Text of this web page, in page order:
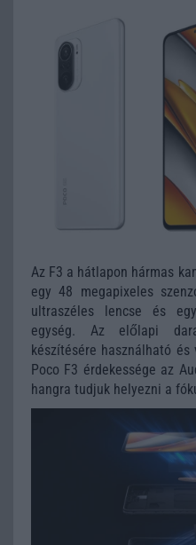
Az F3 a hátlapon hármas
egy 48 megapixeles
ultraszéles lencse és
egység. Az előlapi
készítésére használható
Poco F3 érdekessége az
hangra tudjuk helyezni a